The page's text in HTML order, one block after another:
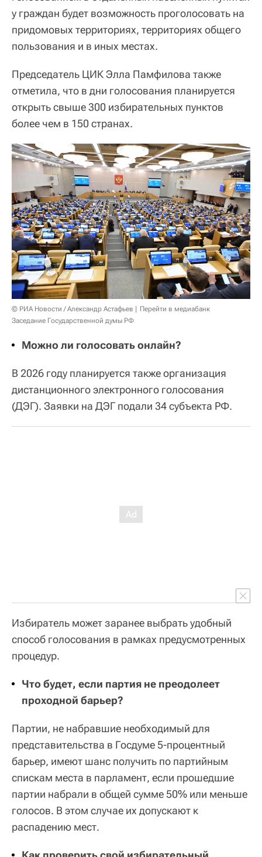
у граждан будет возможность проголосовать на
придомовых территориях, территориях общего
пользования и в иных местах.
Председатель ЦИК Элла Памфилова также
отметила, что в дни голосования планируется
открыть свыше 300 избирательных пунктов
более чем в 150 странах.
© РИА Новости / Александр Астафьев
Перейти в медиабанк
Заседание Государственной думы РФ
Можно ли голосовать онлайн?
В 2026 году планируется также организация
дистанционного электронного голосования
(ДЭГ). Заявки на ДЭГ подали 34 субъекта РФ.
Избиратель может заранее выбрать удобный
способ голосования в рамках предусмотренных
процедур.
Что будет, если партия не преодолеет
проходной барьер?
Партии, не набравшие необходимый для
представительства в Госдуме 5-процентный
барьер, имеют шанс получить по партийным
спискам места в парламент, если прошедшие
партии набрали в общей сумме 50% или меньше
голосов. В этом случае их допускают к
распадению мест.